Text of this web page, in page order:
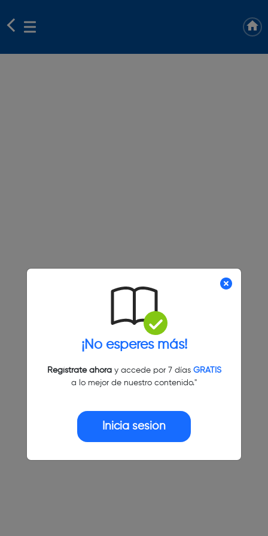
¡No esperes más!
Regístrate ahoray accede por 7 días GRATIS
a lo mejor de nuestro contenido."
Inicia sesión